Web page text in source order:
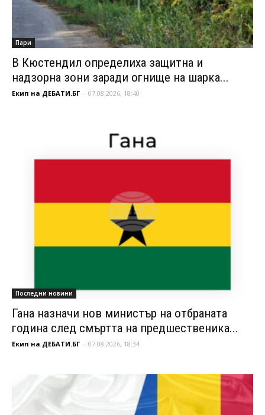
Пари
В Кюстендил определиха защитна и
надзорна зони заради огнище на шарка...
Екип на ДЕБАТИ.БГ - 07.08.2026, 18:40
Последни новини
Гана назначи нов министър на отбраната
година след смъртта на предшественика...
Екип на ДЕБАТИ.БГ - 07.08.2026, 18:34